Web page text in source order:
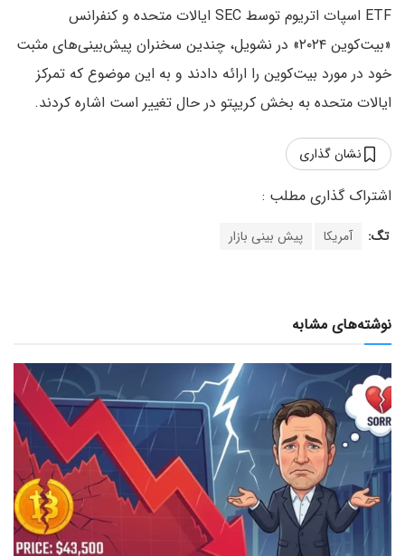
ETF اسپات اتریوم توسط SEC ایالات متحده و کنفرانس
«بیت‌کوین ۲۰۲۴» در نشویل، چندین سخنران پیش‌بینی‌های مثبت
خود در مورد بیت‌کوین را ارائه دادند و به این موضوع که تمرکز
ایالات متحده به بخش کریپتو در حال تغییر است اشاره کردند.
نشان گذاری
تگ: آمریکا پیش بینی بازار
نوشته‌های مشابه